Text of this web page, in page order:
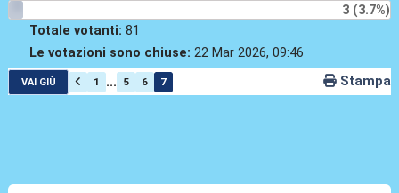
3 (3.7%)
Totale votanti: 81
Le votazioni sono chiuse: 22 Mar 2026, 09:46
VAI GIÙ 1 ... 5 6 7 Stampa